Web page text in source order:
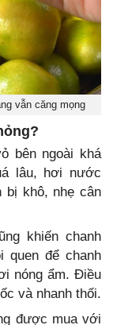
vẫn căng mọng
bên ngoài khá
lâu, hơi nước
bị khô, nhẹ cân
khiến chanh
quen để chanh
nóng ẩm. Điều
và nhanh thối.
được mua với